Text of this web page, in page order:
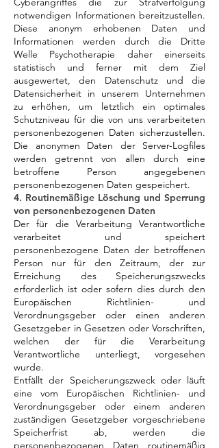
notwendigen Informationen bereitzustellen.
Diese anonym erhobenen Daten und
Informationen werden durch die Dritte
Welle Psychotherapie daher einerseits
statistisch und ferner mit dem Ziel
ausgewertet, den Datenschutz und die
Datensicherheit in unserem Unternehmen
zu erhöhen, um letztlich ein optimales
Schutzniveau für die von uns verarbeiteten
personenbezogenen Daten sicherzustellen.
Die anonymen Daten der Server-Logfiles
werden getrennt von allen durch eine
betroffene Person angegebenen
personenbezogenen Daten gespeichert.
4. Routinemäßige Löschung und Sperrung
von personenbezogenen Daten
Der für die Verarbeitung Verantwortliche
verarbeitet und speichert
personenbezogene Daten der betroffenen
Person nur für den Zeitraum, der zur
Erreichung des Speicherungszwecks
erforderlich ist oder sofern dies durch den
Europäischen Richtlinien- und
Verordnungsgeber oder einen anderen
Gesetzgeber in Gesetzen oder Vorschriften,
welchen der für die Verarbeitung
Verantwortliche unterliegt, vorgesehen
wurde.
Entfällt der Speicherungszweck oder läuft
eine vom Europäischen Richtlinien- und
Verordnungsgeber oder einem anderen
zuständigen Gesetzgeber vorgeschriebene
Speicherfrist ab, werden die
personenbezogenen Daten routinemäßig